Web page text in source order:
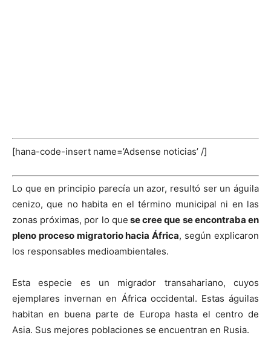
[hana-code-insert name=’Adsense noticias’ /]
Lo que en principio parecía un azor, resultó ser un águila
cenizo, que no habita en el término municipal ni en las
zonas próximas, por lo que se cree que se encontraba en
pleno proceso migratorio hacia África, según explicaron
los responsables medioambientales.
Esta especie es un migrador transahariano, cuyos
ejemplares invernan en África occidental. Estas águilas
habitan en buena parte de Europa hasta el centro de
Asia. Sus mejores poblaciones se encuentran en Rusia.